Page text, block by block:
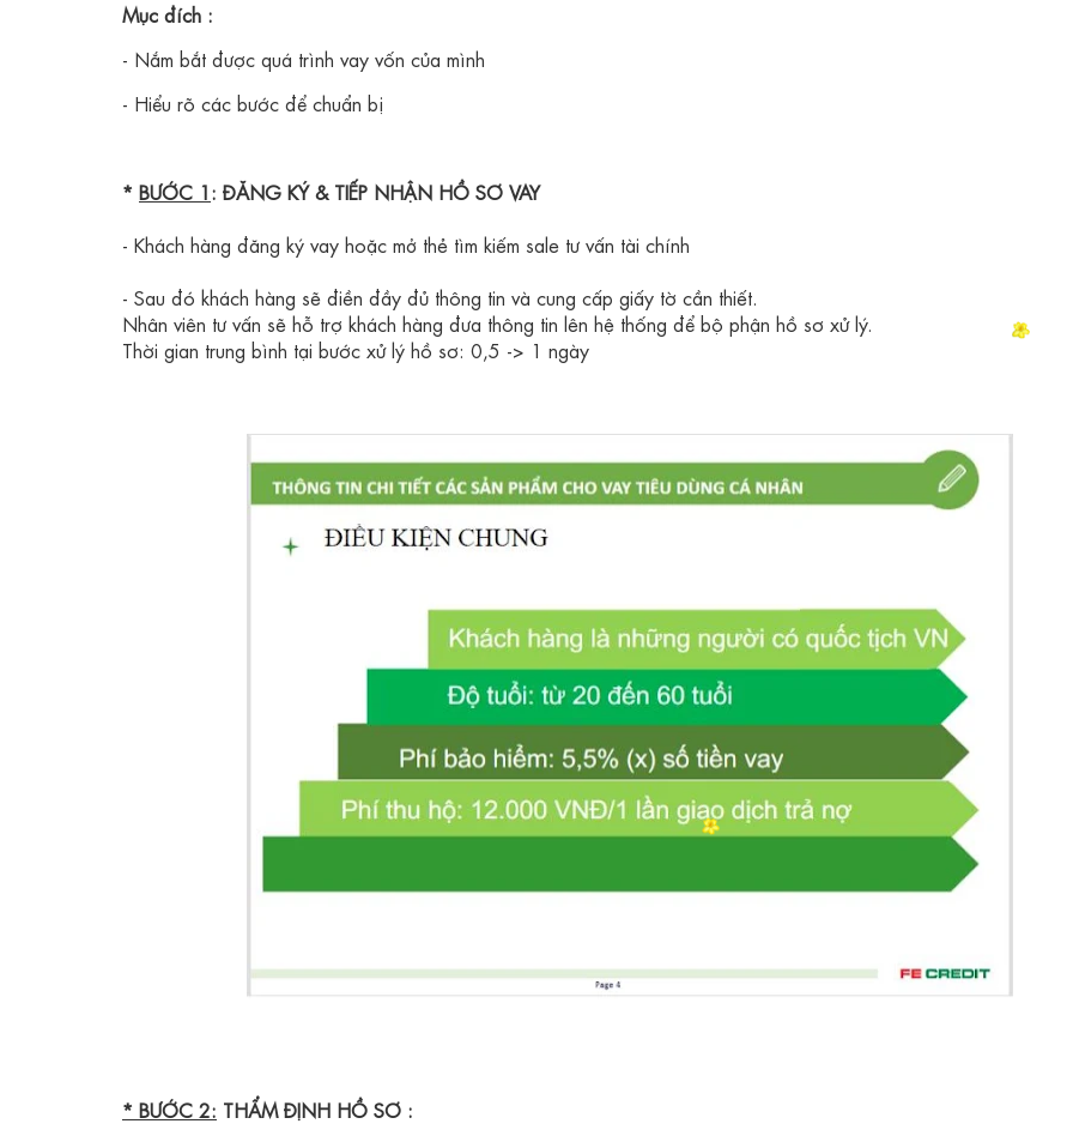
Mục đích :
- Nắm bắt được quá trình vay vốn của mình
- Hiểu rõ các bước để chuẩn bị
* BƯỚC 1: ĐĂNG KÝ & TIẾP NHẬN HỒ SƠ VAY
- Khách hàng đăng ký vay hoặc mở thẻ tìm kiếm sale tư vấn tài chính
- Sau đó khách hàng sẽ điền đầy đủ thông tin và cung cấp giấy tờ cần thiết.
Nhân viên tư vấn sẽ hỗ trợ khách hàng đưa thông tin lên hệ thống để bộ phận hồ sơ xử lý.
Thời gian trung bình tại bước xử lý hồ sơ: 0,5 -> 1 ngày
* BƯỚC 2: THẨM ĐỊNH HỒ SƠ :